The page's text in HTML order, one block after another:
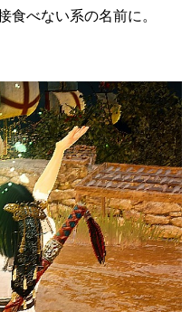
食べない系の名前に。